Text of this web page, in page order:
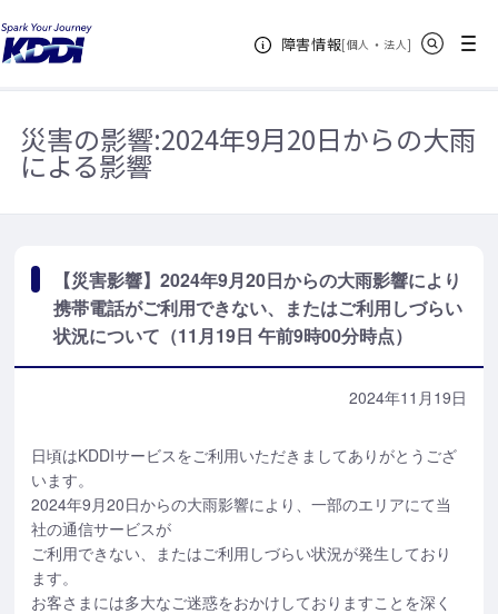
障害情報[個人 ・ 法人新規ウィンドウ
]
メニュー
KDDIホーム
影響により携帯電話がご利用できない、またはご利用しづらい状況について
（11月19日 午前9時00分時点）
災害の影響:2024年9月20日からの大雨
による影響
【災害影響】2024年9月20日からの大雨影響により
携帯電話がご利用できない、またはご利用しづらい
状況について（11月19日 午前9時00分時点）
2024年11月19日
日頃はKDDIサービスをご利用いただきましてありがとうござ
います。
2024年9月20日からの大雨影響により、一部のエリアにて当
社の通信サービスが
ご利用できない、またはご利用しづらい状況が発生しており
ます。
お客さまには多大なご迷惑をおかけしておりますことを深く